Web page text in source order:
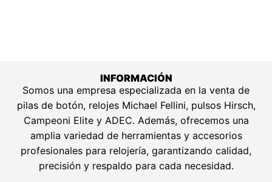
INFORMACIÓN
Somos una empresa especializada en la venta de
pilas de botón, relojes Michael Fellini, pulsos Hirsch,
Campeoni Elite y ADEC. Además, ofrecemos una
amplia variedad de herramientas y accesorios
profesionales para relojería, garantizando calidad,
precisión y respaldo para cada necesidad.